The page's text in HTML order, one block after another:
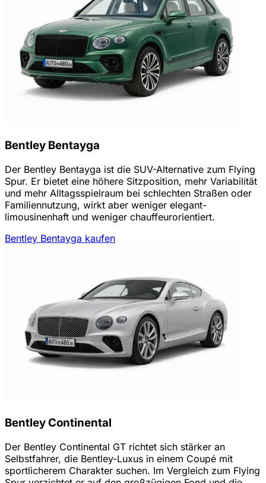
Bentley Bentayga
Der Bentley Bentayga ist die SUV-Alternative zum Flying
Spur. Er bietet eine höhere Sitzposition, mehr Variabilität
und mehr Alltagsspielraum bei schlechten Straßen oder
Familiennutzung, wirkt aber weniger elegant-
limousinenhaft und weniger chauffeurorientiert.
Bentley Bentayga kaufen
Bentley Continental
Der Bentley Continental GT richtet sich stärker an
Selbstfahrer, die Bentley-Luxus in einem Coupé mit
sportlicherem Charakter suchen. Im Vergleich zum Flying